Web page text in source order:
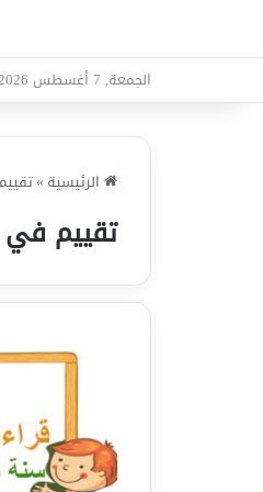
الجمعة, 7 أغسطس 2026
الرئيسية »
تقييم في